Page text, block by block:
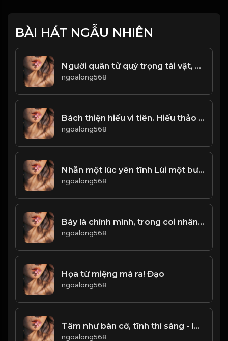
BÀI HÁT NGẪU NHIÊN
Người quân tử quý trọng tài vật, nhưng không tùy tiện nhận! & Đạo
ngoalong568
Bách thiện hiếu vi tiên. Hiếu thảo là gốc rễ, để làm người lương thiện! & Đạo
ngoalong568
Nhẫn một lúc yên tĩnh Lùi một bước biển rộng trời cao! Đạo
ngoalong568
Bày là chính mình, trong cõi nhân sinh! Đạo
ngoalong568
Họa từ miệng mà ra! Đạo
ngoalong568
Tâm như bàn cờ, tĩnh thì sáng - loạn thì mê! & Đạo
ngoalong568